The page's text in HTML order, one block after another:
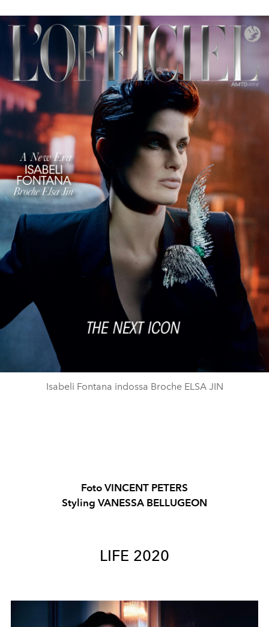
Isabeli Fontana indossa Broche ELSA JIN
Foto VINCENT PETERS
Styling VANESSA BELLUGEON
LIFE 2020